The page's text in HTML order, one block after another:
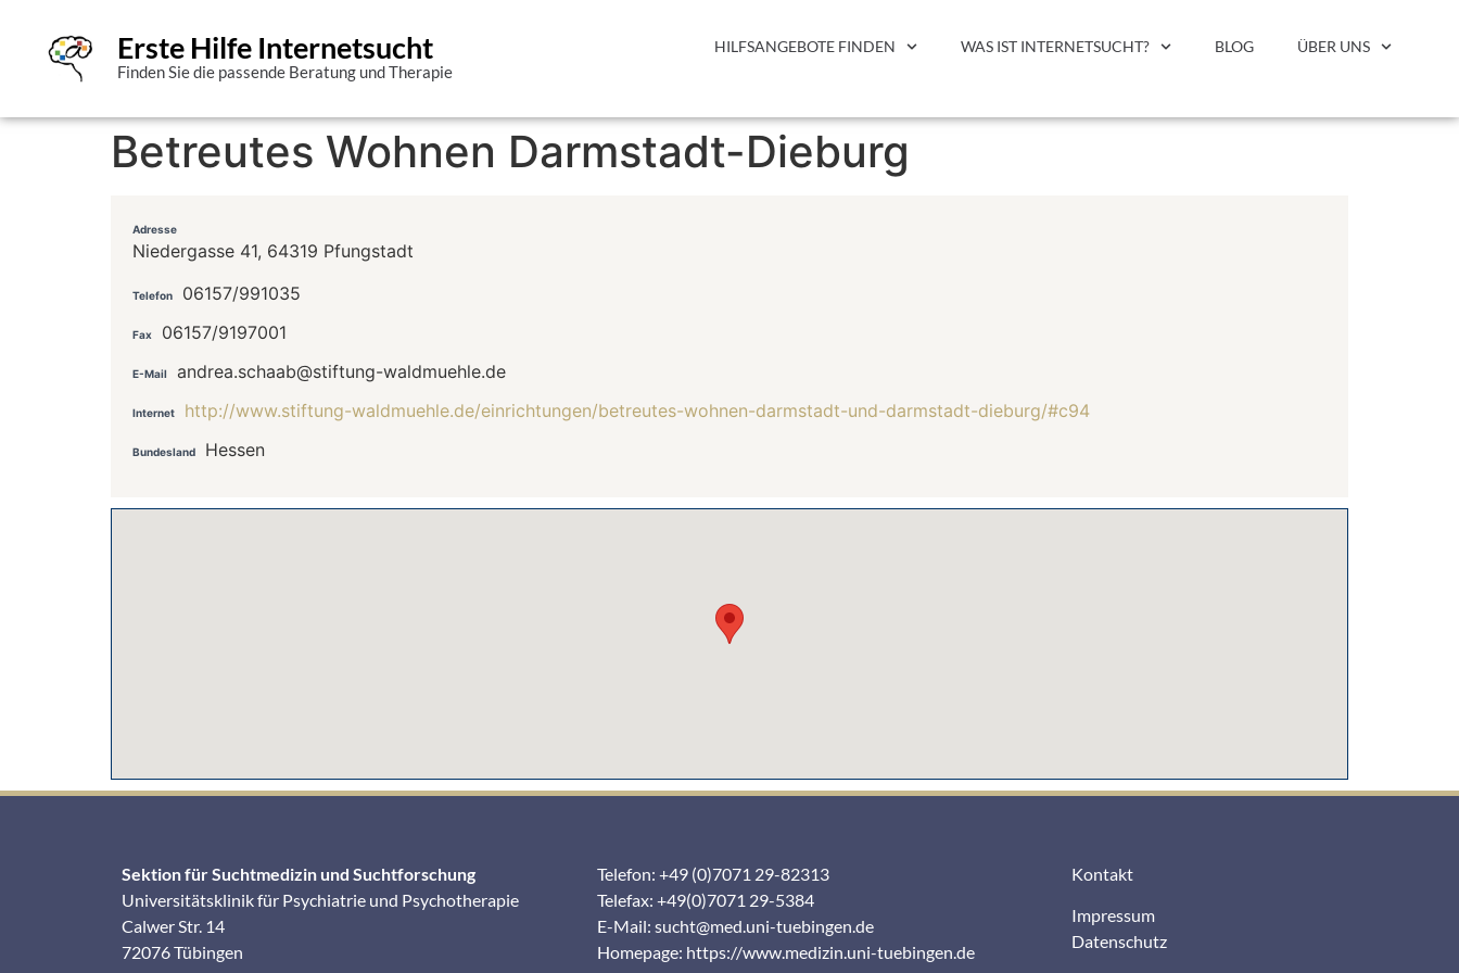
Erste Hilfe Internetsucht
Finden Sie die passende Beratung und Therapie
HILFSANGEBOTE FINDEN WAS IST INTERNETSUCHT? BLOG ÜBER UNS
Betreutes Wohnen Darmstadt-Dieburg
Adresse
Niedergasse 41, 64319 Pfungstadt
Telefon 06157/991035
Fax 06157/9197001
E-Mail andrea.schaab@stiftung-waldmuehle.de
Internet http://www.stiftung-waldmuehle.de/einrichtungen/betreutes-wohnen-darmstadt-und-darmstadt-dieburg/#c94
Bundesland Hessen
Sektion für Suchtmedizin und Suchtforschung
Universitätsklinik für Psychiatrie und Psychotherapie
Calwer Str. 14
72076 Tübingen
Telefon: +49 (0)7071 29-82313
Telefax: +49(0)7071 29-5384
E-Mail: sucht@med.uni-tuebingen.de
Homepage: https://www.medizin.uni-tuebingen.de
Kontakt
Impressum
Datenschutz